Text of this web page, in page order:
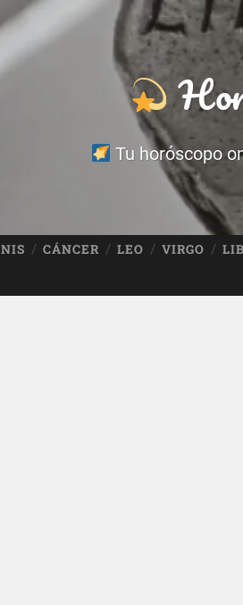
Tu horóscopo
CÁNCER LEO VIRGO